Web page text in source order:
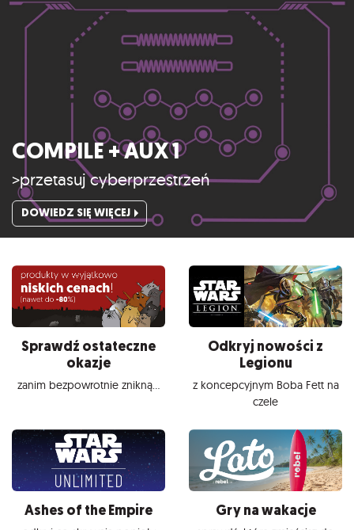
COMPILE + AUX 1
>przetasuj cyberprzestrzeń
DOWIEDZ SIĘ WIĘCEJ
Sprawdź ostateczne
okazje
zanim bezpowrotnie znikną...
Odkryj nowości z
Legionu
z koncepcyjnym Boba Fett na
czele
Ashes of the Empire Gry na wakacje